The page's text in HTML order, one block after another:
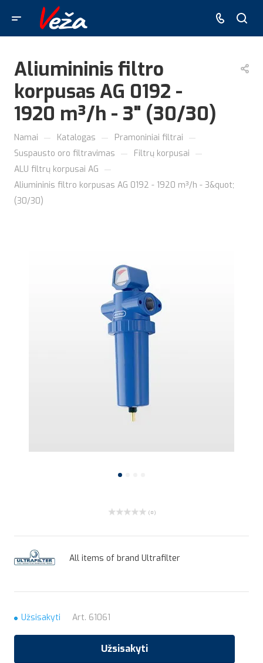
Aliumininis filtro
korpusas AG 0192 -
1920 m³/h - 3" (30/30)
Namai — Katalogas — Pramoniniai filtrai —
Suspausto oro filtravimas — Filtrų korpusai —
ALU filtrų korpusai AG —
Aliumininis filtro korpusas AG 0192 - 1920 m³/h - 3&quot;
(30/30)
( 0 )
All items of brand Ultrafilter
Užsisakyti Art. 61061
Užsisakyti